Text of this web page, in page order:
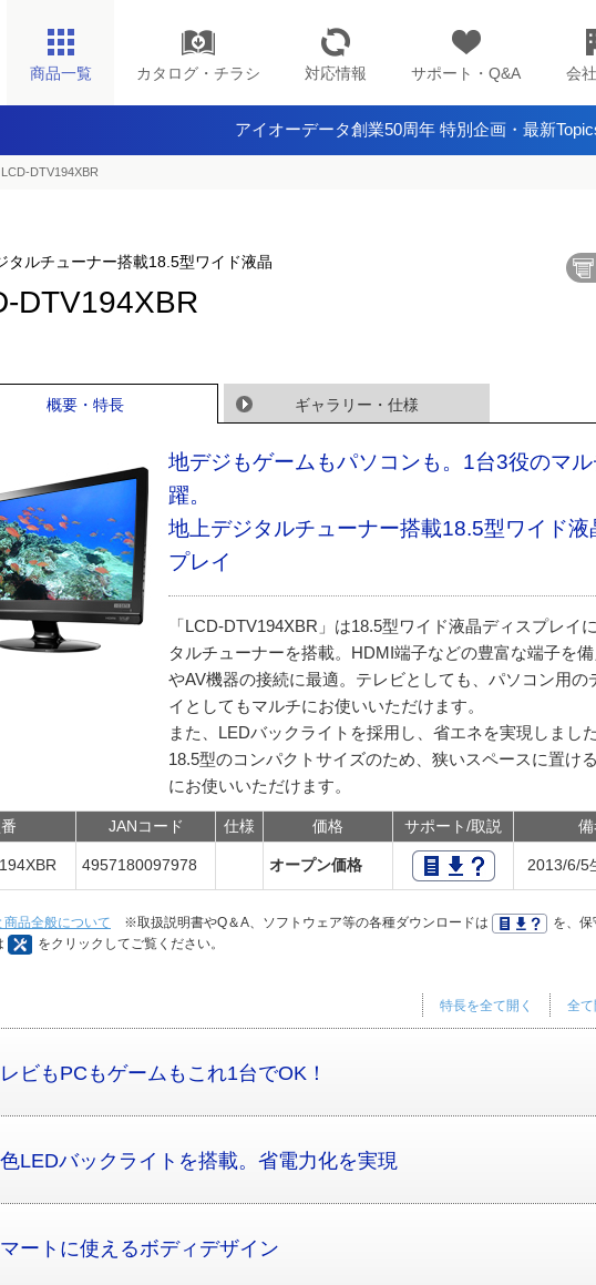
商品一覧 カタログ・チラシ 対応情報 サポート・Q&A 会
アイオーデータ創業50周年 特別企画・最新
LCD-DTV194XBR
タルチューナー搭載18.5型ワイド液晶
DTV194XBR
概要・特長 ギャラリー・仕様
地デジもゲームもパソコンも。1台3役のマ
躍。
地上デジタルチューナー搭載18.5型ワイド液
プレイ
「LCD-DTV194XBR」は18.5型ワイド液晶ディスプレイ
タルチューナーを搭載。HDMI端子などの豊富な端子を
やAV機器の接続に最適。テレビとしても、パソコン用の
イとしてもマルチにお使いいただけます。
また、LEDバックライトを採用し、省エネを実現しました
18.5型のコンパクトサイズのため、狭いスペースに置け
にお使いいただけます。
JANコード 仕様 価格 サポート/取説
4957180097978 オープン価格 2013/6/5
商品全般について ※取扱説明書やQ＆A、ソフトウェア等の各種ダウンロードは
を、
をクリックしてご覧ください。
全て
特長を全て開く
ビもPCもゲームもこれ1台でOK！
LEDバックライトを搭載。省電力化を実現
ートに使えるボディデザイン